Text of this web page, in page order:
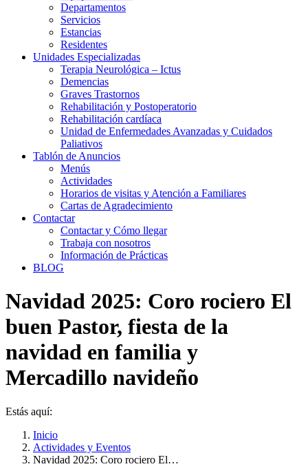
Departamentos
Servicios
Estancias
Residentes
Unidades Especializadas
Terapia Neurológica – Ictus
Demencias
Graves Trastornos
Rehabilitación y Postoperatorio
Rehabilitación cardíaca
Unidad de Enfermedades Avanzadas y Cuidados
Paliativos
Tablón de Anuncios
Menús
Actividades
Horarios de visitas y Atención a Familiares
Cartas de Agradecimiento
Contactar
Contactar y Cómo llegar
Trabaja con nosotros
Información de Prácticas
BLOG
Navidad 2025: Coro rociero El
buen Pastor, fiesta de la
navidad en familia y
Mercadillo navideño
Estás aquí:
Inicio
Actividades y Eventos
Navidad 2025: Coro rociero El…